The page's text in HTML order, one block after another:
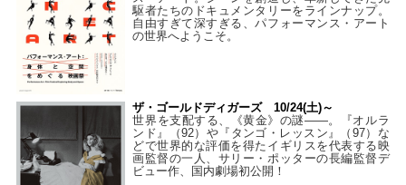
駆者たちのドキュメンタリーをラインナップ。
自由すぎて深すぎる、パフォーマンス・アート
の世界へようこそ。
ザ・ゴールドディガーズ 10/24(土)～
世界を支配する、《黄金》の謎――。『オルラ
ンド』（92）や『タンゴ・レッスン』（97）な
どで世界的な評価を得たイギリスを代表する映
画監督の一人、サリー・ポッターの長編監督デ
ビュー作、国内劇場初公開！